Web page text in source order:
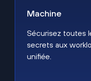
Machine
Sécurisez toutes
secrets aux
unifiée.